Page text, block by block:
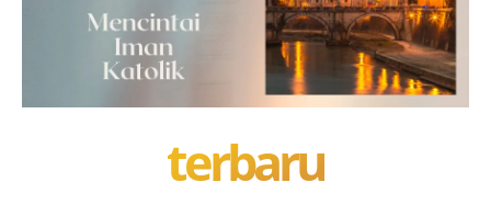
terbaru